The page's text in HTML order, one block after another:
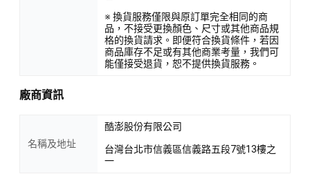
※ 換貨服務僅限與原訂單完全相同的商
品，不接受更換顏色、尺寸或其他商品規
格的換貨請求。即便符合換貨條件，若因
商品庫存不足或有其他商業考量，我們可
能僅接受退貨，恕不提供換貨服務。
廠商資訊
名稱及地址
酷澎股份有限公司
台灣台北市信義區信義路五段7號13樓之
一